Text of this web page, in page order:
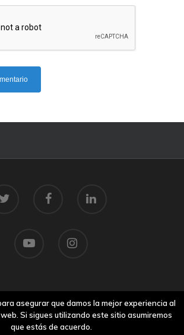
Aviso legal
asegurar que damos la mejor experiencia al
Si sigues utilizando este sitio asumiremos
que estás de acuerdo.